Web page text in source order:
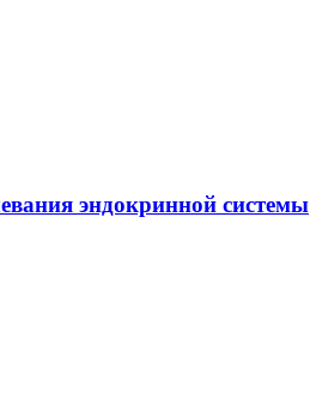
эндокринной системы